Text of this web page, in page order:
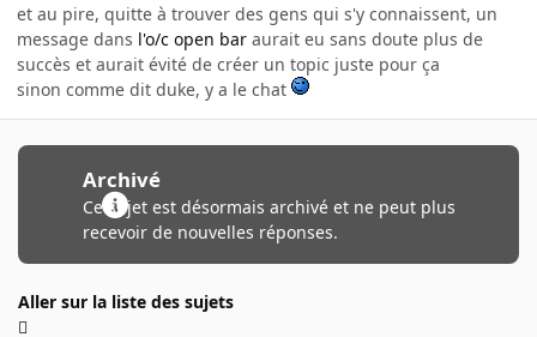
et au pire, quitte à trouver des gens qui s'y connaissent, un
message dans l'o/c open bar aurait eu sans doute plus de
succès et aurait évité de créer un topic juste pour ça
sinon comme dit duke, y a le chat
Archivé
Ce sujet est désormais archivé et ne peut plus
recevoir de nouvelles réponses.
Aller sur la liste des sujets